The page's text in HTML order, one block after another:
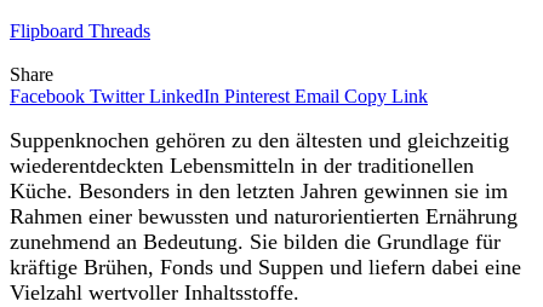
Flipboard Threads
Share
Facebook Twitter LinkedIn Pinterest Email Copy Link
Suppenknochen gehören zu den ältesten und gleichzeitig
wiederentdeckten Lebensmitteln in der traditionellen
Küche. Besonders in den letzten Jahren gewinnen sie im
Rahmen einer bewussten und naturorientierten Ernährung
zunehmend an Bedeutung. Sie bilden die Grundlage für
kräftige Brühen, Fonds und Suppen und liefern dabei eine
Vielzahl wertvoller Inhaltsstoffe.